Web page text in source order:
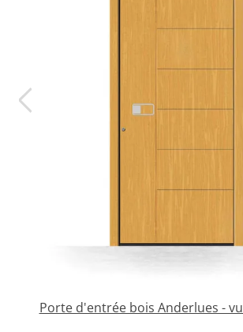
Protections solaires
Porte d'entrée bois Anderlues -